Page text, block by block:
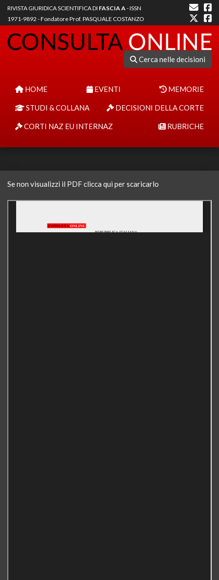
RIVISTA GIURIDICA SCIENTIFICA DI FASCIA A- ISSN
1971-9892 - Fondatore Prof. PASQUALE COSTANZO
Cerca nelle decisioni
HOME EVENTI MEMORIE
STUDI & COLLANA DECISIONI DELLA CORTE
CORTI NAZ EU INTERNAZ RUBRICHE
Se non visualizzi il PDF clicca qui per scaricarlo